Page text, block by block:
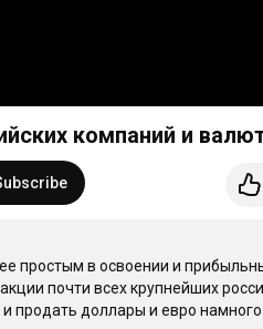
компаний и
простым в освоении и
почти всех крупнейших
продать доллары и евро